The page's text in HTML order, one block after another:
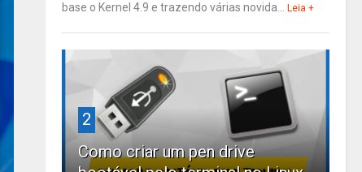
base o Kernel 4.9 e trazendo várias novida... Leia +
2
Como criar um pen drive